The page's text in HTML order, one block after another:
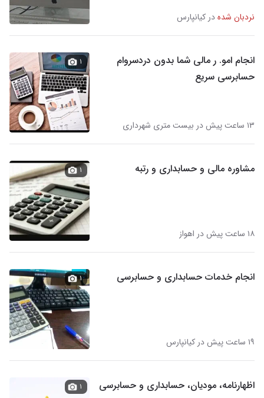
نردبان شدهدر کیانپارس
انجام امو. ر مالی شما بدون دردسروام
حسابرسی سریع
۱۳ ساعت پیش در بیست متری شهرداری
۱
مشاوره مالی و حسابداری و رتبه
۱۸ ساعت پیش در اهواز
۱
انجام خدمات حسابداری و حسابرسی
۱۹ ساعت پیش در کیانپارس
۱
اظهارنامه، مودیان، حسابداری و حسابرسی ۱